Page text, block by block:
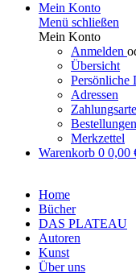
Mein Konto
Menü schließen
Mein Konto
Anmelden
Übersicht
Persönliche
Adressen
Bestellungen
Merkzettel
Warenkorb 0 0,00
Home
Bücher
DAS PLATEAU
Autoren
Kunst
Über uns